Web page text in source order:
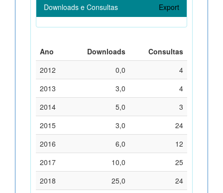
Downloads e Consultas Export
Ano Downloads
Consultas
2012
0,0
4
2013
3,0
4
2014
5,0
3
2015
3,0
24
2016
6,0
12
2017
10,0
25
2018
25,0
24